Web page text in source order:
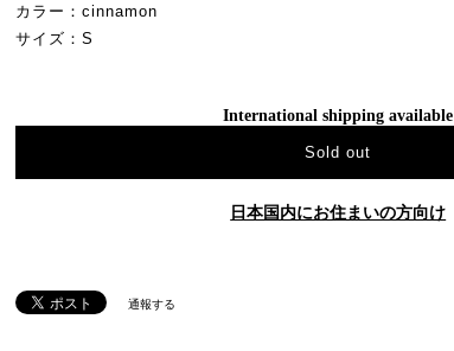
カラー：cinnamon
サイズ：S
International shipping available
Sold out
日本国内にお住まいの方向け
通報する